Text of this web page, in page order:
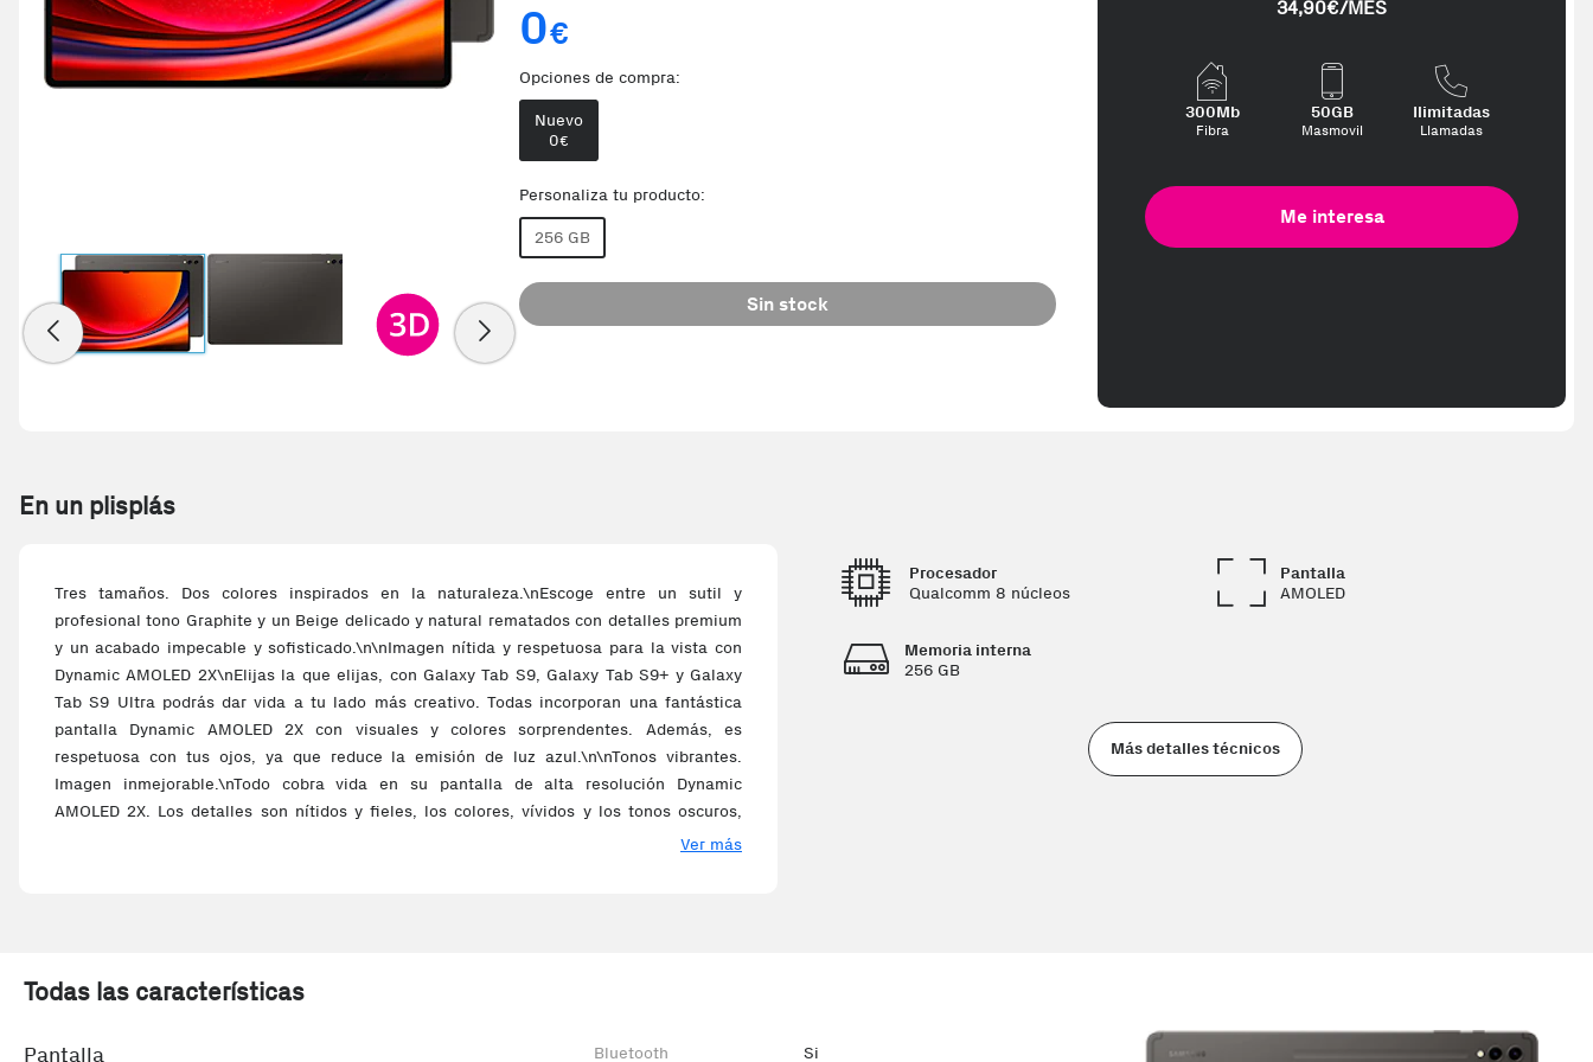
0€
Opciones de compra:
Nuevo
0€
Personaliza tu producto:
256 GB
Sin stock
34,90€/MES
300Mb
Fibra
50GB
Masmovil
Ilimitadas
Llamadas
Me interesa
En un plisplás
Tres tamaños. Dos colores inspirados en la naturaleza.\nEscoge entre un sutil y
profesional tono Graphite y un Beige delicado y natural rematados con detalles premium
y un acabado impecable y sofisticado.\n\nImagen nítida y respetuosa para la vista con
Dynamic AMOLED 2X\nElijas la que elijas, con Galaxy Tab S9, Galaxy Tab S9+ y Galaxy
Tab S9 Ultra podrás dar vida a tu lado más creativo. Todas incorporan una fantástica
pantalla Dynamic AMOLED 2X con visuales y colores sorprendentes. Además, es
respetuosa con tus ojos, ya que reduce la emisión de luz azul.\n\nTonos vibrantes.
Imagen inmejorable.\nTodo cobra vida en su pantalla de alta resolución Dynamic
AMOLED 2X. Los detalles son nítidos y fieles, los colores, vívidos y los tonos oscuros,
profundos gracias a sus visuales mejorados HDR10+ y a su tasa de refresco de 120Hz que
complica, Galaxy Tab S9 Series está ahí para aguantarlo todo. Su suave diseño metálico
golpes y caídas. La certificación IP68 la convierte en nuestra primera Galaxy Tab S Series
Ver más
Procesador
Qualcomm 8 núcleos
Pantalla
AMOLED
Memoria interna
256 GB
Más detalles técnicos
Todas las características
Pantalla Bluetooth Si